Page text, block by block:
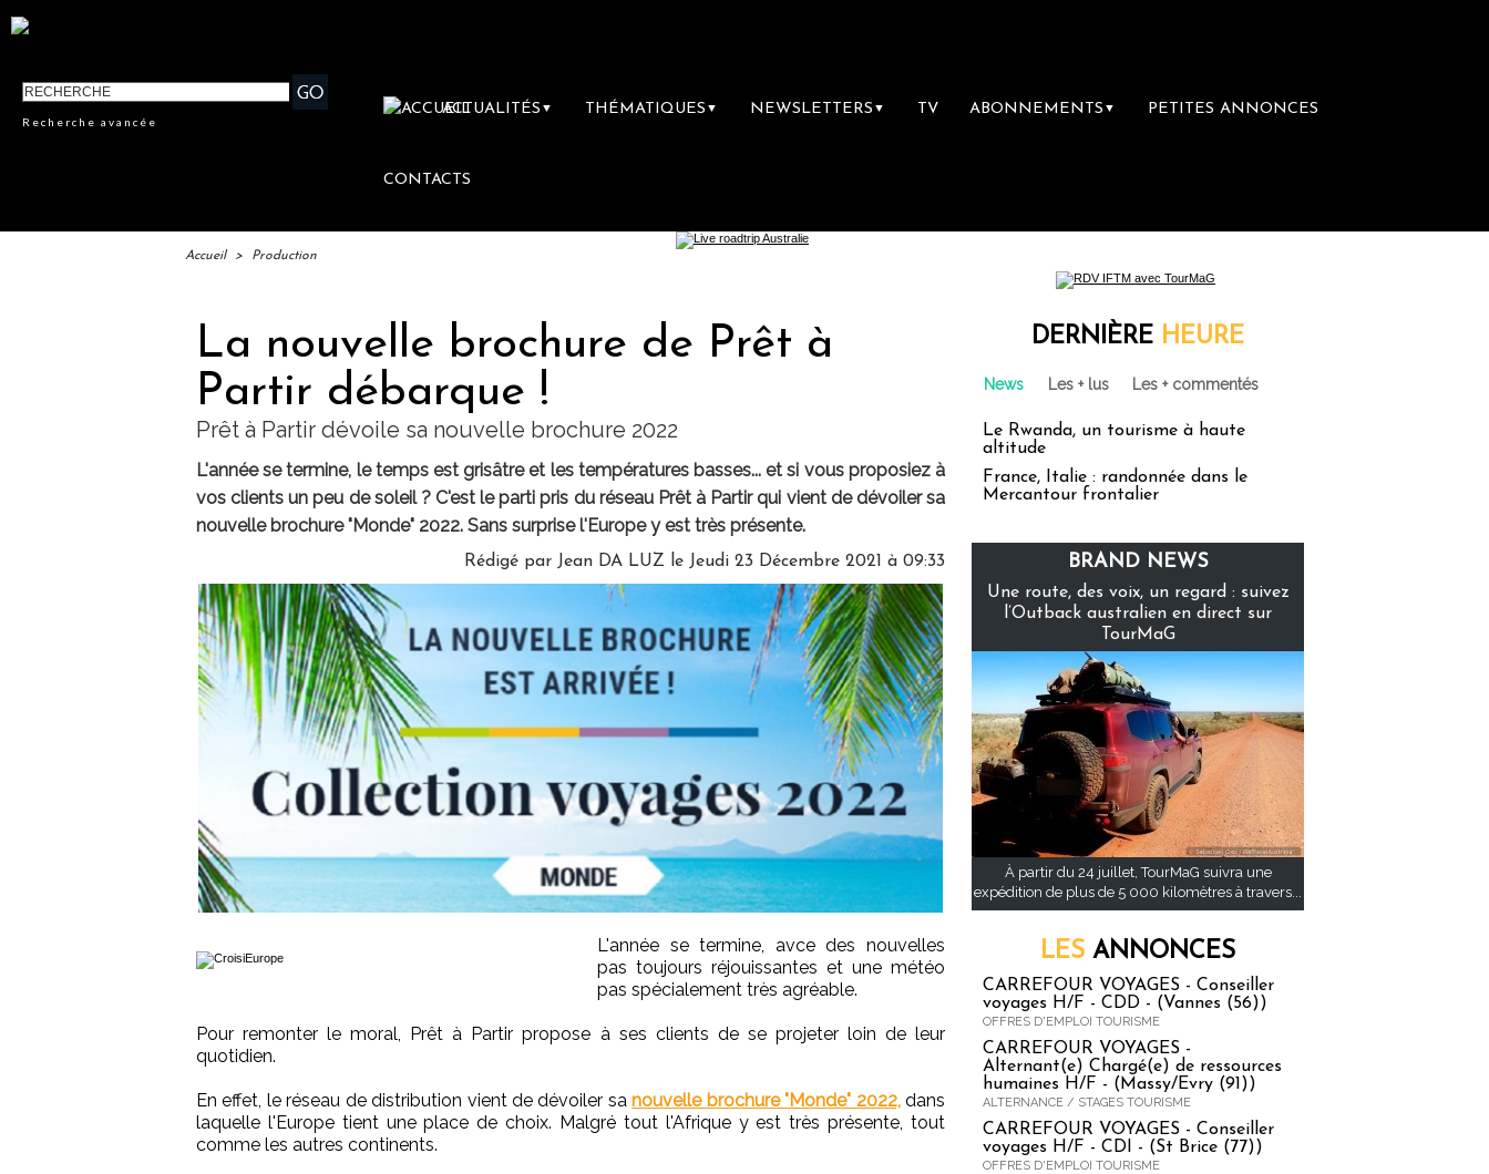
Recherche avancée
ACTUALITÉS ▼ THÉMATIQUES ▼ NEWSLETTERS ▼ TV ABONNEMENTS ▼ PETITES ANNONCES
CONTACTS
Accueil > Production
La nouvelle brochure de Prêt à
Partir débarque !
Prêt à Partir dévoile sa nouvelle brochure 2022
L'année se termine, le temps est grisâtre et les températures basses... et si vous proposiez à
vos clients un peu de soleil ? C'est le parti pris du réseau Prêt à Partir qui vient de dévoiler sa
nouvelle brochure "Monde" 2022. Sans surprise l'Europe y est très présente.
Rédigé par Jean DA LUZ le Jeudi 23 Décembre 2021 à 09:33
L'année se termine, avce des nouvelles
pas toujours réjouissantes et une météo
pas spécialement très agréable.
Pour remonter le moral, Prêt à Partir propose à ses clients de se projeter loin de leur
quotidien.
En effet, le réseau de distribution vient de dévoiler sanouvelle brochure "Monde" 2022,dans
laquelle l'Europe tient une place de choix. Malgré tout l'Afrique y est très présente, tout
comme les autres continents.
DERNIÈRE HEURE
News Les + lus Les + commentés
Le Rwanda, un tourisme à haute
altitude
France, Italie : randonnée dans le
Mercantour frontalier
BRAND NEWS
Une route, des voix, un regard : suivez
l’Outback australien en direct sur
TourMaG
À partir du 24 juillet, TourMaG suivra une
expédition de plus de 5 000 kilomètres à travers...
LES ANNONCES
CARREFOUR VOYAGES - Conseiller
voyages H/F - CDD - (Vannes (56))
OFFRES D'EMPLOI TOURISME
CARREFOUR VOYAGES -
Alternant(e) Chargé(e) de ressources
humaines H/F - (Massy/Evry (91))
ALTERNANCE / STAGES TOURISME
CARREFOUR VOYAGES - Conseiller
voyages H/F - CDI - (St Brice (77))
OFFRES D'EMPLOI TOURISME